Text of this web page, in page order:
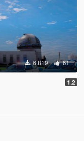
6.819 61
1.2